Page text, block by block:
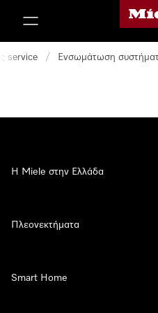
Αρχική
service / Ενσωμάτωση
Η Miele στην Ελλάδα
Πλεονεκτήματα
Smart Home